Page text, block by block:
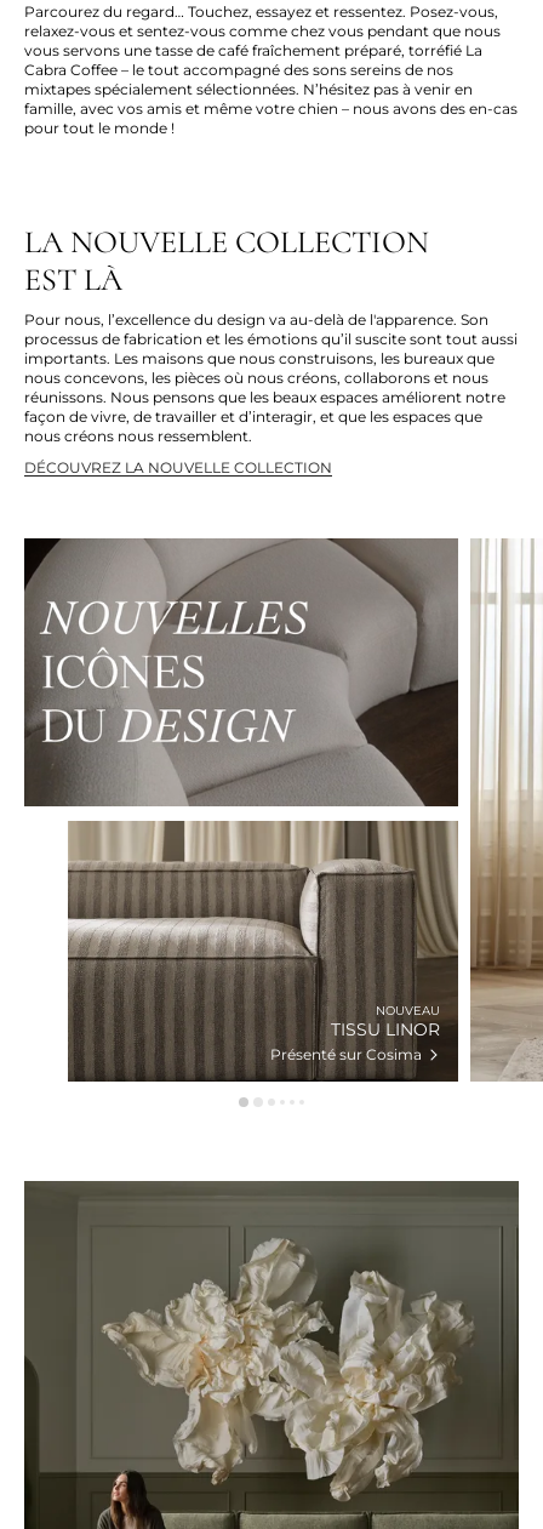
Parcourez du regard… Touchez, essayez et ressentez. Posez-vous,
relaxez-vous et sentez-vous comme chez vous pendant que nous
vous servons une tasse de café fraîchement préparé, torréfié La
Cabra Coffee – le tout accompagné des sons sereins de nos
mixtapes spécialement sélectionnées. N’hésitez pas à venir en
famille, avec vos amis et même votre chien – nous avons des en-cas
pour tout le monde !
LA NOUVELLE COLLECTION
EST LÀ
Pour nous, l’excellence du design va au-delà de l'apparence. Son
processus de fabrication et les émotions qu’il suscite sont tout aussi
importants. Les maisons que nous construisons, les bureaux que
nous concevons, les pièces où nous créons, collaborons et nous
réunissons. Nous pensons que les beaux espaces améliorent notre
façon de vivre, de travailler et d’interagir, et que les espaces que
nous créons nous ressemblent.
DÉCOUVREZ LA NOUVELLE COLLECTION
NOUVEAU
TISSU LINOR
Présenté sur Cosima